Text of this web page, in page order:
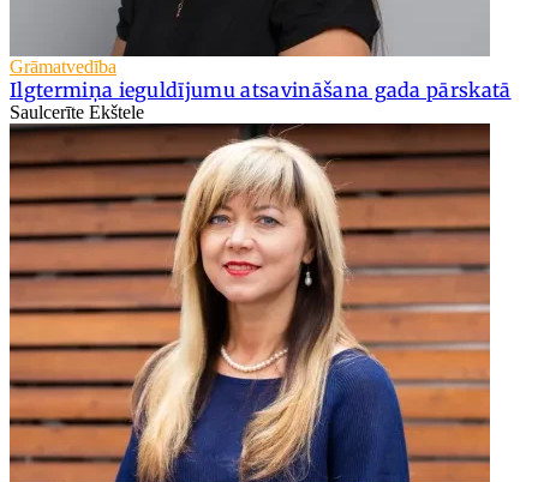
Grāmatvedība
Ilgtermiņa ieguldījumu atsavināšana gada pārskatā
Saulcerīte Ekštele